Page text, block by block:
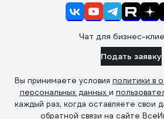
Чат для бизнес-
Подать заявку
Вы принимаете условия политики в
персональных данных и
каждый раз, когда оставляете свои
обратной связи на сайте